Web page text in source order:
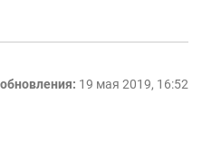
19 мая 2019, 16:52